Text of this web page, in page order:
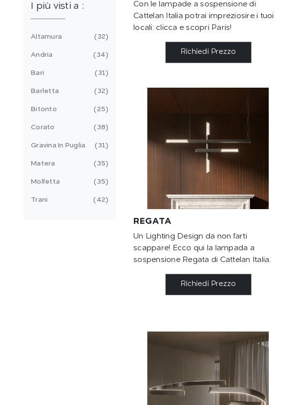
Con le lampade a sospensione di
Cattelan Italia potrai impreziosire i tuoi
locali: clicca e scopri Paris!
Richiedi Prezzo
REGATA
Un Lighting Design da non farti
scappare! Ecco qui la lampada a
sospensione Regata di Cattelan Italia.
Richiedi Prezzo
I più visti a :
Altamura 32
Andria 34
Bari 31
Barletta 32
Bitonto 25
Corato 38
Gravina In Puglia 31
Matera 35
Molfetta 35
Trani 42